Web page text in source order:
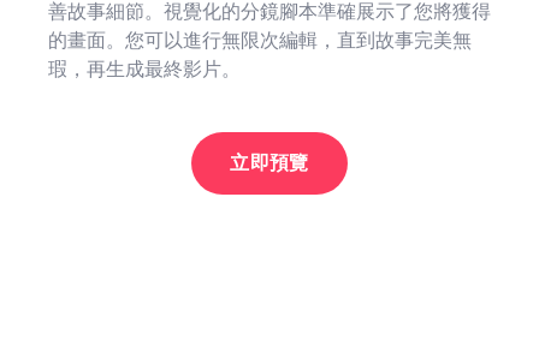
善故事細節。視覺化的分鏡腳本準確展示了您將獲得
的畫面。您可以進行無限次編輯，直到故事完美無
瑕，再生成最終影片。
立即預覽